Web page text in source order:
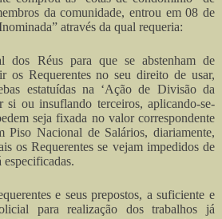
da comunidade, entrou em 08 de
através da qual requeria:
dos Réus para que se abstenham de
os Requerentes no seu direito de usar,
estatuídas na ‘Ação de Divisão da
si ou insuflando terceiros, aplicando-se-
seja fixada no valor correspondente
Piso Nacional de Salários, diariamente,
os Requerentes se vejam impedidos de
e seus prepostos, a suficiente e
para realização dos trabalhos já